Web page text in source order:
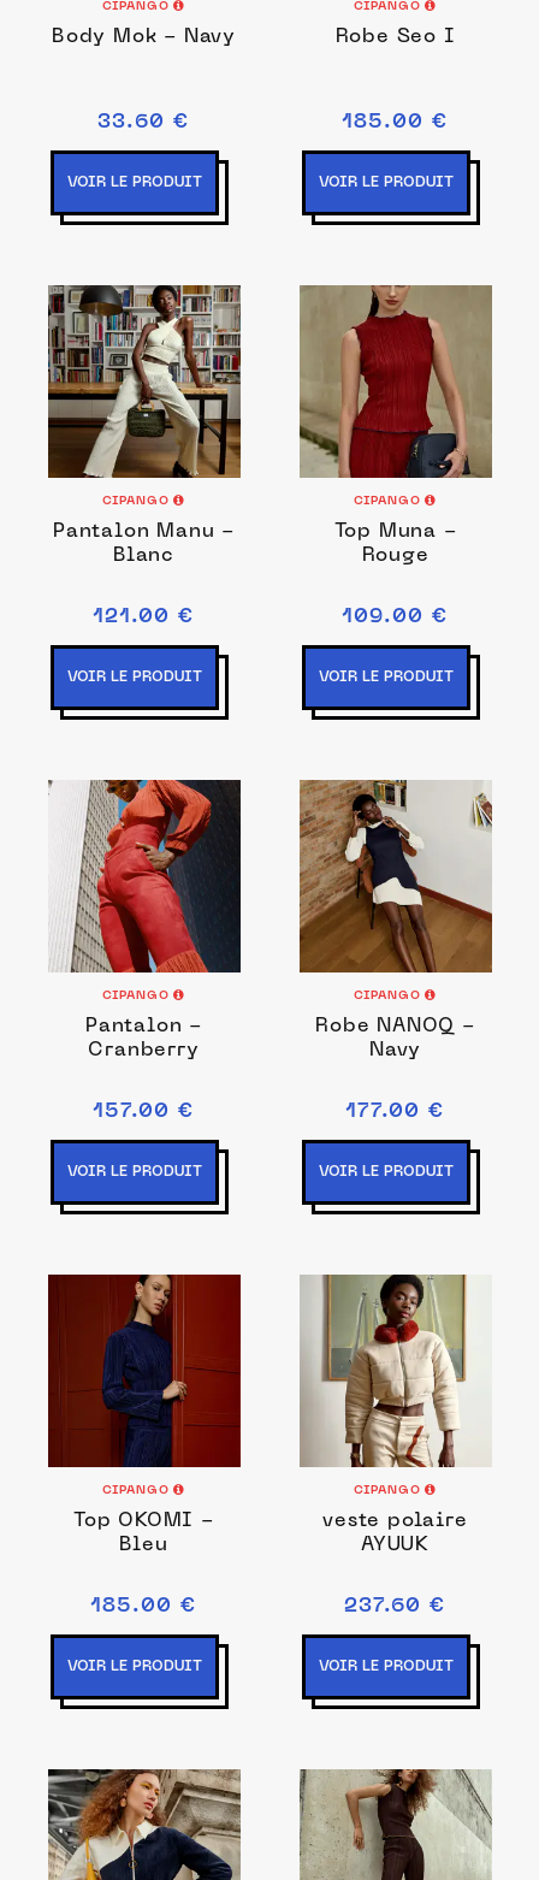
CIPANGO
Body Mok - Navy
33.60 €
VOIR LE PRODUIT
CIPANGO
Robe Seo I
185.00 €
VOIR LE PRODUIT
CIPANGO
Pantalon Manu -
Blanc
121.00 €
VOIR LE PRODUIT
CIPANGO
Top Muna -
Rouge
109.00 €
VOIR LE PRODUIT
CIPANGO
Pantalon -
Cranberry
157.00 €
VOIR LE PRODUIT
CIPANGO
Robe NANOQ -
Navy
177.00 €
VOIR LE PRODUIT
CIPANGO
Top OKOMI -
Bleu
185.00 €
VOIR LE PRODUIT
CIPANGO
veste polaire
AYUUK
237.60 €
VOIR LE PRODUIT